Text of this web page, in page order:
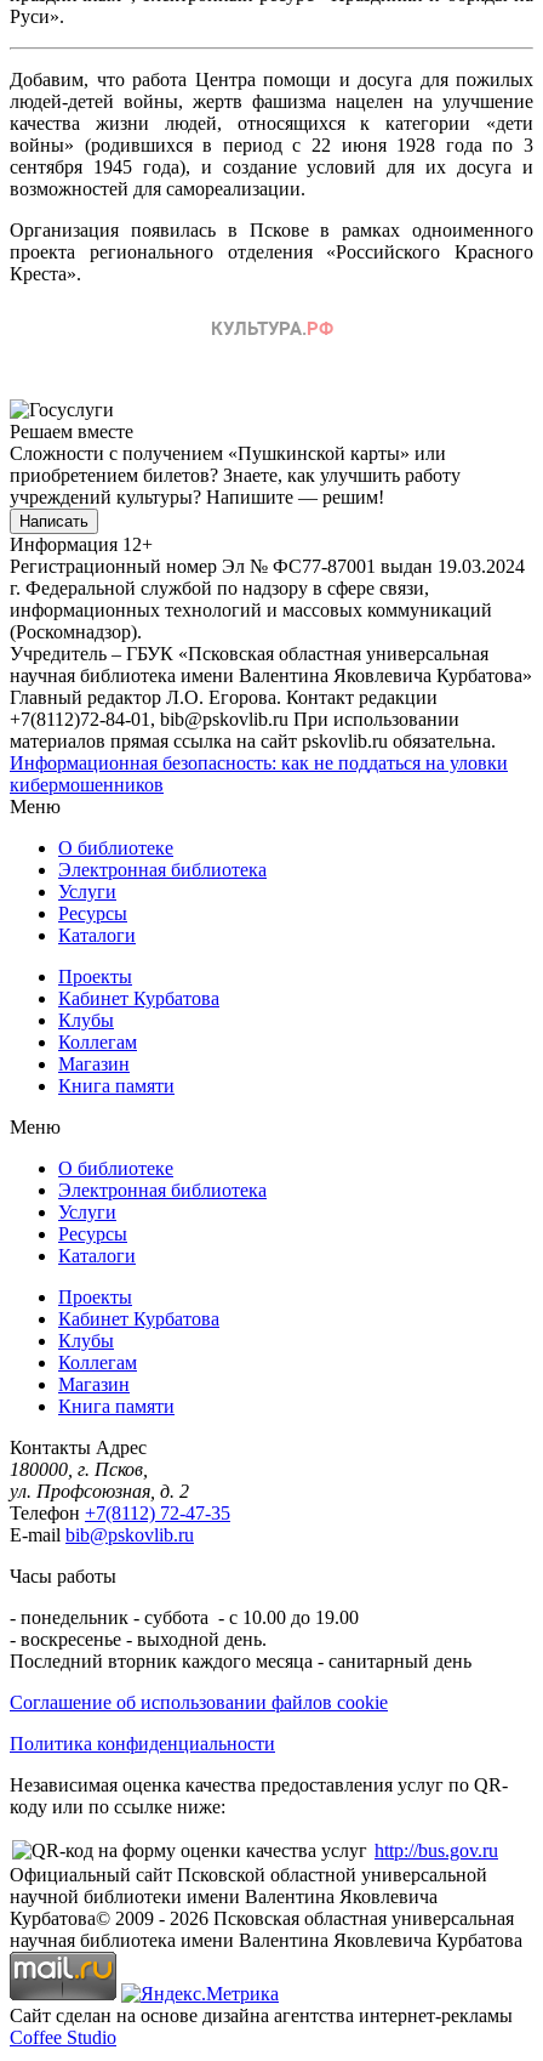
Руси».
Добавим, что работа Центра помощи и досуга для пожилых
людей-детей войны, жертв фашизма нацелен на улучшение
качества жизни людей, относящихся к категории «дети
войны» (родившихся в период с 22 июня 1928 года по 3
сентября 1945 года), и создание условий для их досуга и
возможностей для самореализации.
Организация появилась в Пскове в рамках одноименного
проекта регионального отделения «Российского Красного
Креста».
Решаем вместе
Сложности с получением «Пушкинской карты» или
приобретением билетов? Знаете, как улучшить работу
учреждений культуры? Напишите — решим!
Написать
Информация 12+
Регистрационный номер Эл № ФС77-87001 выдан 19.03.2024
г. Федеральной службой по надзору в сфере связи,
информационных технологий и массовых коммуникаций
(Роскомнадзор).
Учредитель – ГБУК «Псковская областная универсальная
научная библиотека имени Валентина Яковлевича Курбатова»
Главный редактор Л.О. Егорова. Контакт редакции
+7(8112)72-84-01, bib@pskovlib.ru При использовании
материалов прямая ссылка на сайт pskovlib.ru обязательна.
Информационная безопасность: как не поддаться на уловки
кибермошенников
Меню
О библиотеке
Электронная библиотека
Услуги
Ресурсы
Каталоги
Проекты
Кабинет Курбатова
Клубы
Коллегам
Магазин
Книга памяти
Меню
О библиотеке
Электронная библиотека
Услуги
Ресурсы
Каталоги
Проекты
Кабинет Курбатова
Клубы
Коллегам
Магазин
Книга памяти
Контакты Адрес
180000, г. Псков,
ул. Профсоюзная, д. 2
Телефон +7(8112) 72-47-35
E-mail bib@pskovlib.ru
Часы работы
- понедельник - суббота - с 10.00 до 19.00
- воскресенье - выходной день.
Последний вторник каждого месяца - санитарный день
Соглашение об использовании файлов cookie
Политика конфиденциальности
Независимая оценка качества предоставления услуг по QR-
коду или по ссылке ниже:
http://bus.gov.ru
Официальный сайт Псковской областной универсальной
научной библиотеки имени Валентина Яковлевича
Курбатова© 2009 - 2026 Псковская областная универсальная
научная библиотека имени Валентина Яковлевича Курбатова
Сайт сделан на основе дизайна агентства интернет-рекламы
Coffee Studio